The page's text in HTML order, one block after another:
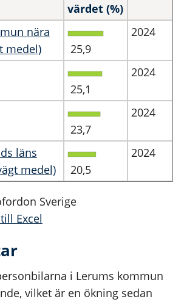
värdet (%)
nära
medel)
25,9
2024
25,1
2024
23,7
2024
läns
medel)
20,5
2024
Sverige
Excel
i Lerums kommun
vilket är en ökning sedan